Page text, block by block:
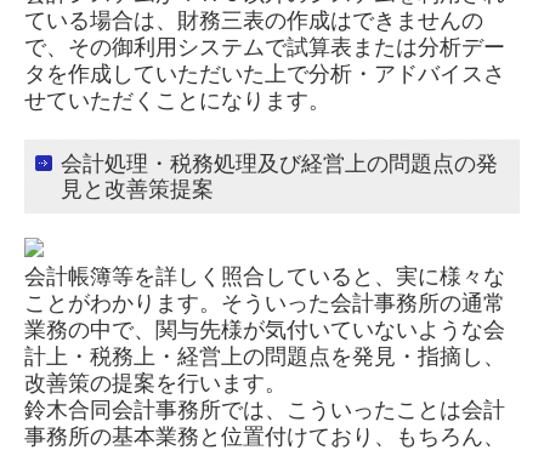
ている場合は、財務三表の作成はできませんの
で、その御利用システムで試算表または分析デー
タを作成していただいた上で分析・アドバイスさ
せていただくことになります。
会計処理・税務処理及び経営上の問題点の発
見と改善策提案
会計帳簿等を詳しく照合していると、実に様々な
ことがわかります。そういった会計事務所の通常
業務の中で、関与先様が気付いていないような会
計上・税務上・経営上の問題点を発見・指摘し、
改善策の提案を行います。
鈴木合同会計事務所では、こういったことは会計
事務所の基本業務と位置付けており、もちろん、